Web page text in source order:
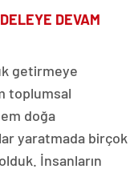
DEVAM
getirmeye
toplumsal
doğa
yaratmada birçok
İnsanların